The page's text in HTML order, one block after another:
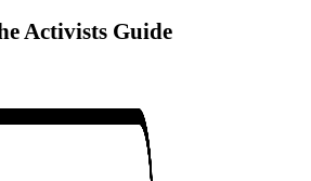
Activists Guide